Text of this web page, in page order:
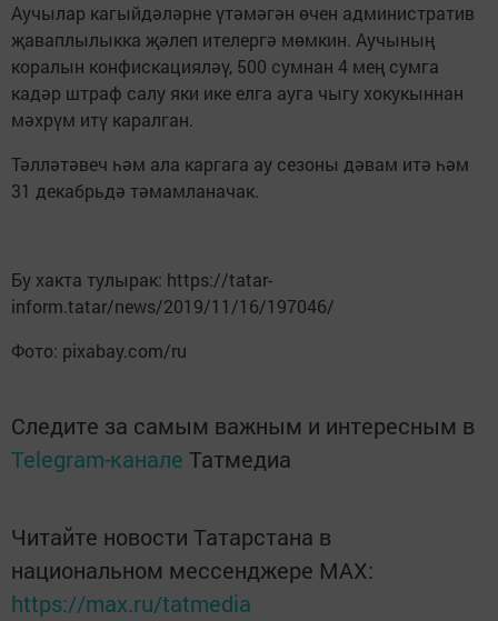
Аучылар кагыйдәләрне үтәмәгән өчен административ
җаваплылыкка җәлеп ителергә мөмкин. Аучының
коралын конфискацияләү, 500 сумнан 4 мең сумга
кадәр штраф салу яки ике елга ауга чыгу хокукыннан
мәхрүм итү каралган.
Тәлләтәвеч һәм ала каргага ау сезоны дәвам итә һәм
31 декабрьдә тәмамланачак.
Бу хакта тулырак: https://tatar-
inform.tatar/news/2019/11/16/197046/
Фото: pixabay.com/ru
Следите за самым важным и интересным в
Telegram-канале Татмедиа
Читайте новости Татарстана в
национальном мессенджере MАХ:
https://max.ru/tatmedia